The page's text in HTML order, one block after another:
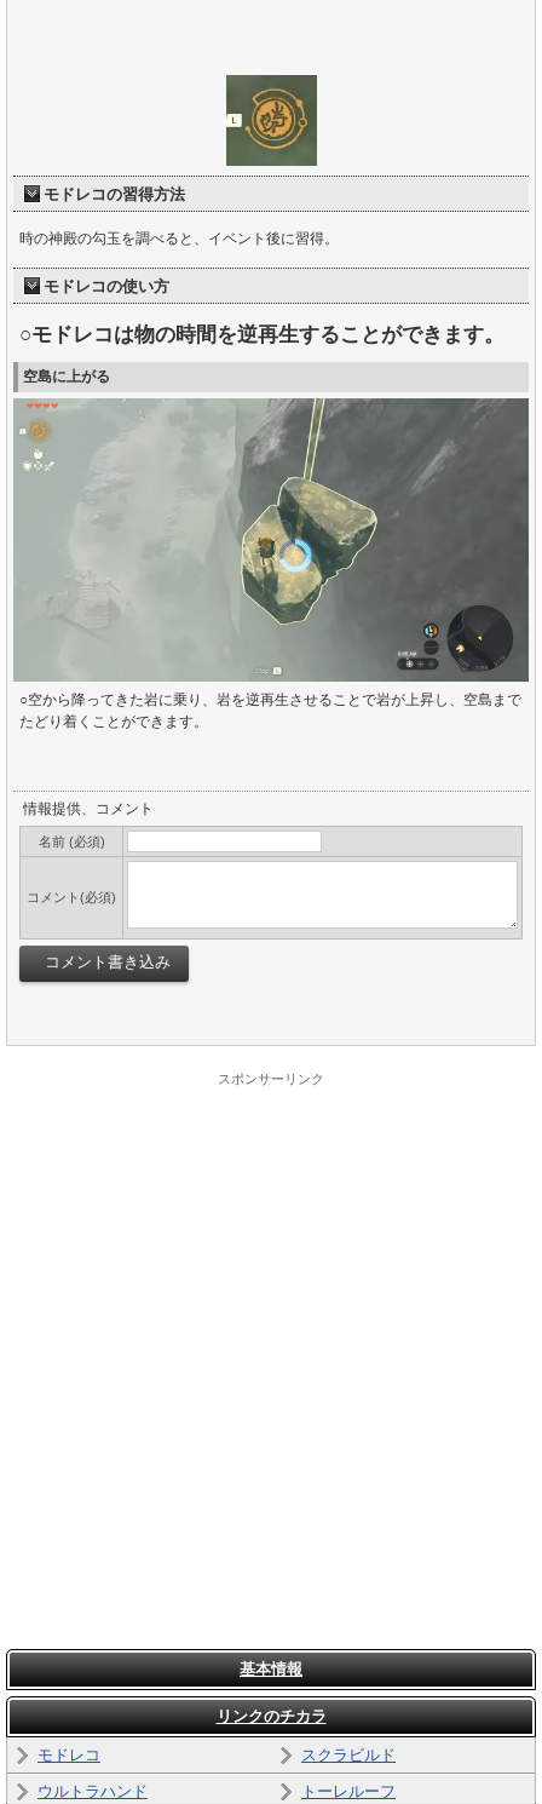
モドレコの習得方法
時の神殿の勾玉を調べると、イベント後に習得。
モドレコの使い方
○モドレコは物の時間を逆再生することができます。
空島に上がる
○空から降ってきた岩に乗り、岩を逆再生させることで岩が上昇し、空島まで
たどり着くことができます。
情報提供、コメント
名前 (必須)
コメント(必須)
スポンサーリンク
基本情報
リンクのチカラ
モドレコ
スクラビルド
ウルトラハンド
トーレルーフ